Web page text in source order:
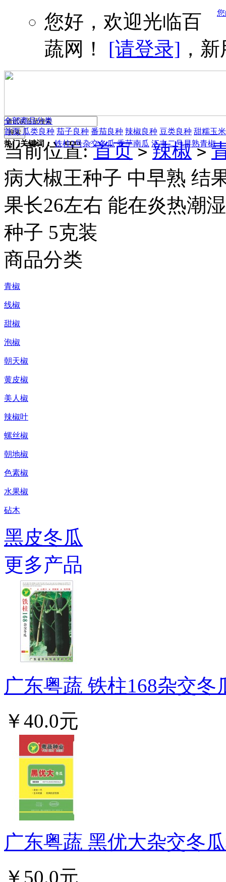
您好，欢迎光临百
蔬网！ [请登录] ，
热门关键词： 铁柱2号杂交冬瓜 香芋南瓜 汇丰二号早熟青椒
全部商品分类
首页 瓜类良种 茄子良种 番茄良种 辣椒良种 豆类良种 甜糯玉米
当前位置:首页 > 辣椒 >
病大椒王种子 中早熟 结
果长26左右 能在炎热潮
种子 5克装
商品分类
青椒
线椒
甜椒
泡椒
朝天椒
黄皮椒
美人椒
辣椒叶
螺丝椒
朝地椒
色素椒
水果椒
砧木
黑皮冬瓜
更多产品
广东粤蔬 铁柱168杂交
￥40.0元
广东粤蔬 黑优大杂交冬
￥50.0元